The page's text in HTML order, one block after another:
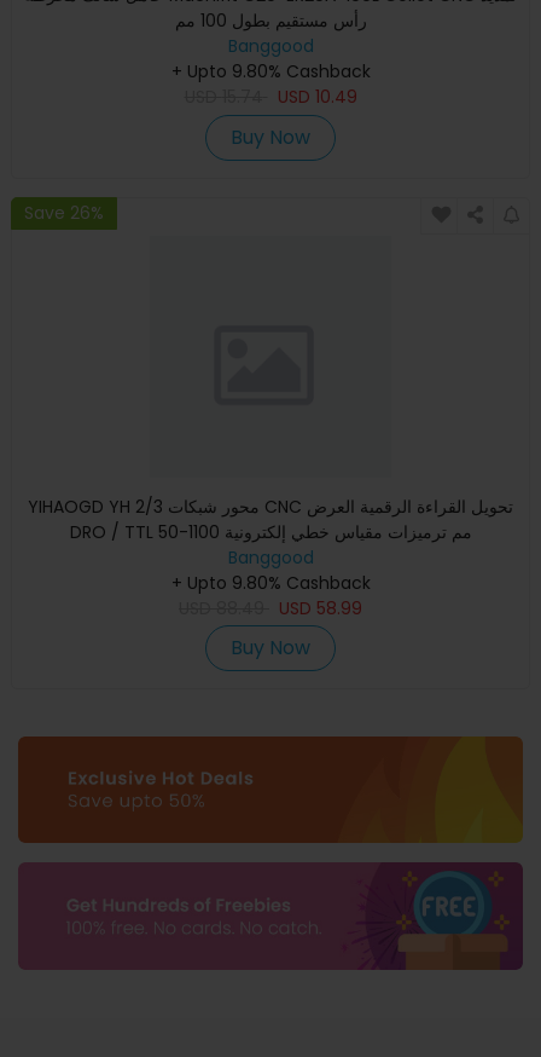
رأس مستقيم بطول 100 مم
Banggood
+ Upto 9.80% Cashback
USD 10.49
Buy Now
Save 26%
YIHAOGD YH 2/3 محور شبكات CNC تحويل القراءة الرقمية العرض
DRO / TTL 50-1100 مم ترميزات مقياس خطي إلكترونية
Banggood
+ Upto 9.80% Cashback
USD 58.99
Buy Now